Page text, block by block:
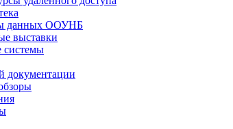
данных ООУНБ
выставки
системы
документации